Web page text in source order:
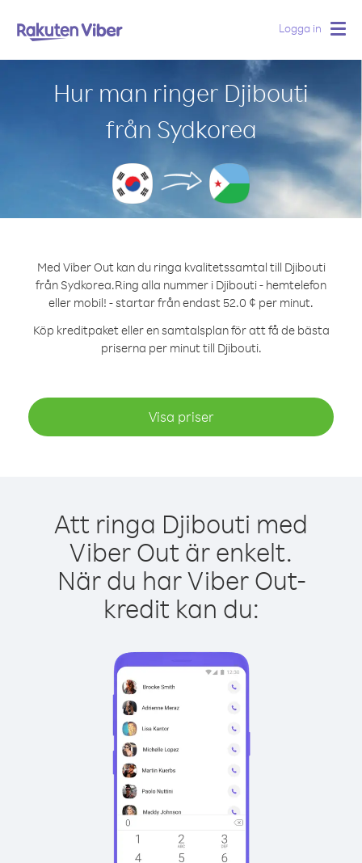
Logga in
Hur man ringer Djibouti
från Sydkorea
Med Viber Out kan du ringa kvalitetssamtal till Djibouti
från Sydkorea.Ring alla nummer i Djibouti - hemtelefon
eller mobil! - startar från endast 52.0 ¢ per minut.
Köp kreditpaket eller en samtalsplan för att få de bästa
priserna per minut till Djibouti.
Visa priser
Att ringa Djibouti med
Viber Out är enkelt.
När du har Viber Out-
kredit kan du: